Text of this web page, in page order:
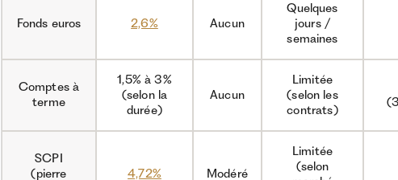
Fonds euros 2,6% Aucun
Quelques
jours /
semaines
Comptes à
terme
1,5% à 3%
(selon la
durée)
Aucun
Limitée
(selon les
contrats)
SCPI
(pierre
4,72% Modéré
Limitée
(selon